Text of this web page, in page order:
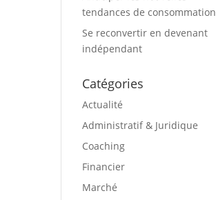
tendances de consommation
Se reconvertir en devenant
indépendant
Catégories
Actualité
Administratif & Juridique
Coaching
Financier
Marché